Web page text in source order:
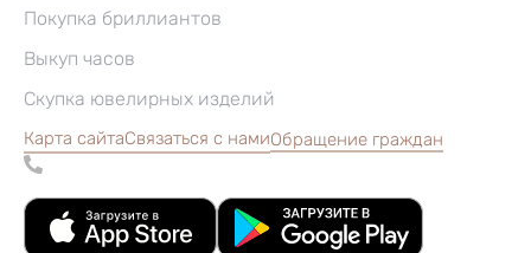
Покупка бриллиантов
Выкуп часов
Скупка ювелирных изделий
Карта сайтаСвязаться с намиОбращение граждан